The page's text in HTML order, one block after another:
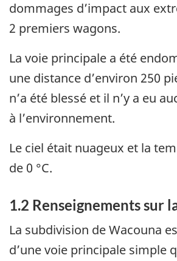
dommages d’impact aux
2 premiers wagons.
La voie principale a été
une distance d’environ 250
n’a été blessé et il n’y a eu
à l’environnement.
Le ciel était nuageux et la
de 0 °C.
1.2 Renseignements sur
La subdivision de Wacouna
d’une voie principale simple